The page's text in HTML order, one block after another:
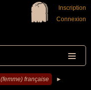
Inscription
Connexion
française ►